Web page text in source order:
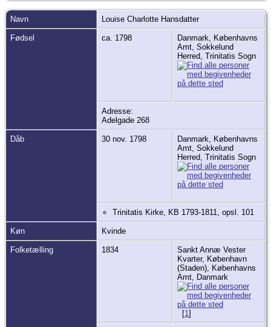
Navn Louise Charlotte Hansdatter
Fødsel ca. 1798
Danmark, Københavns
Amt, Sokkelund
Herred, Trinitatis Sogn
Adresse:
Adelgade 268
Dåb 30 nov. 1798
Danmark, Københavns
Amt, Sokkelund
Herred, Trinitatis Sogn
Trinitatis Kirke, KB 1793-1811, opsl. 101
Køn Kvinde
Folketælling 1834
Sankt Annæ Vester
Kvarter, København
(Staden), Københavns
Amt, Danmark
[1]